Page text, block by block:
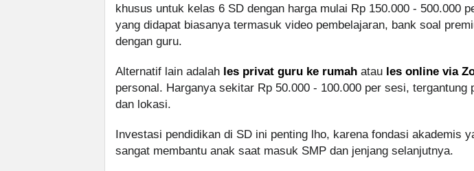
khusus untuk kelas 6 SD dengan harga mulai Rp 150.000 - 500.000
yang didapat biasanya termasuk video pembelajaran, bank soal
dengan guru.
Alternatif lain adalah les privat guru ke rumah atau les online via
personal. Harganya sekitar Rp 50.000 - 100.000 per sesi, tergantung
dan lokasi.
Investasi pendidikan di SD ini penting lho, karena fondasi akademis
sangat membantu anak saat masuk SMP dan jenjang selanjutnya.